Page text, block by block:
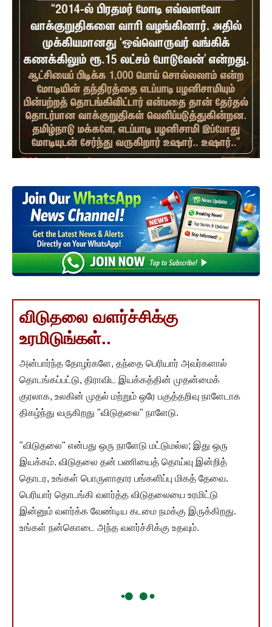
விடுதலை வளர்ச்சிக்கு
உரமிடுங்கள்..
அன்பார்ந்த தோழர்களே, தந்தை பெரியார் அவர்களால்
தொடங்கப்பட்டு, திராவிட இயக்கத்தின் முதன்மைக்
குரலாக, உலகின் முதல் மற்றும் ஒரே பகுத்தறிவு நாளேடாக
திகழ்ந்து வருகிறது "விடுதலை" நாளேடு.
"விடுதலை" என்பது ஒரு நாளேடு மட்டுமல்ல; இது ஒரு
இயக்கம். விடுதலை தன் பணியைத் தொய்வு இன்றித்
தொடர, உங்கள் பொருளாதார பங்களிப்பு மிகத் தேவை.
பெரியார் தொடங்கி வளர்த்த விடுதலையை உரமிட்டு
இன்னும் வளர்க்க வேண்டிய கடமை நமக்கு இருக்கிறது.
உங்கள் நன்கொடை அந்த வளர்ச்சிக்கு உதவும்.